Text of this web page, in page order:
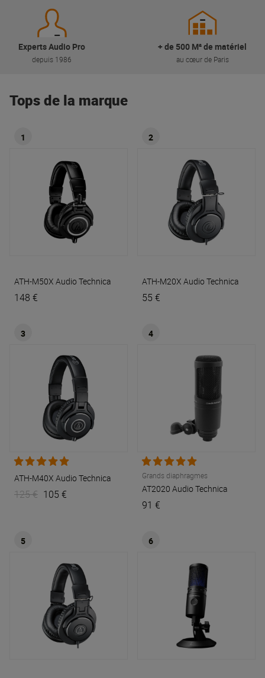
Experts Audio Pro
depuis 1986
+ de 500 M² de matériel
au cœur de Paris
Tops de la marque
1
ATH-M50X Audio Technica
148 €
2
ATH-M20X Audio Technica
55 €
3
ATH-M40X Audio Technica
125 € 105 €
4
Grands diaphragmes
AT2020 Audio Technica
91 €
5 6